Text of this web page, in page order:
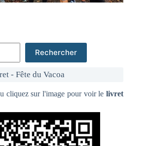
Rechercher
- Fête du Vacoa
cliquez sur l'image pour voir lelivret